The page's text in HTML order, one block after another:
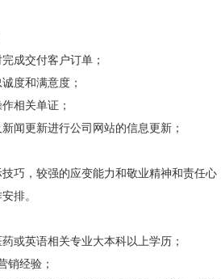
成交付客户订单；
度和满意度；
相关单证；
闻更新进行公司网站的信息更新；
巧，较强的应变能力和敬业精神和责任心
排。
或英语相关专业大本科以上学历；
销经验；